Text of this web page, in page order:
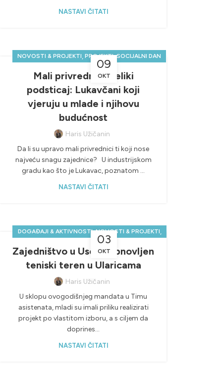
NASTAVI ČITATI
09
OKT
NOVOSTI & PROJEKTI, PROJEKTI,SOCIJALNI DAN
Mali privrednici, veliki
podsticaj: Lukavčani koji
vjeruju u mlade i njihovu
budućnost
Haris Užičanin
Da li su upravo mali privrednici ti koji nose
najveću snagu zajednice? U industrijskom
gradu kao što je Lukavac, poznatom ...
NASTAVI ČITATI
03
OKT
DOGAĐAJI & AKTIVNOSTI,NOVOSTI & PROJEKTI,
POZITIVNE PRIČE,PROJEKTI
Zajedništvo u Usori: Obnovljen
teniski teren u Ularicama
Haris Užičanin
U sklopu ovogodišnjeg mandata u Timu
asistenata, mladi su imali priliku realizirati
projekt po vlastitom izboru, a s ciljem da
doprines...
NASTAVI ČITATI